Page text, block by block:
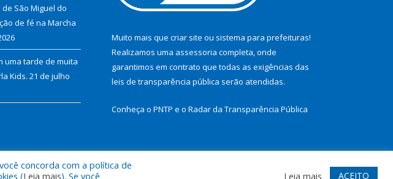
São Miguel do
de fé na Marcha
uma tarde de muita
Kids. 21 de julho
Muito mais que criar site ou sistema para prefeituras!
Realizamos uma assessoria completa, onde
garantimos em contrato que todas as exigências das
leis de transparência pública serão atendidas.
Conheça o PNTP e o Radar da Transparência Pública
Mapa do Site Acessar Webmail
concorda com a política de
(Leia mais). Se você Leia mais ACEITO